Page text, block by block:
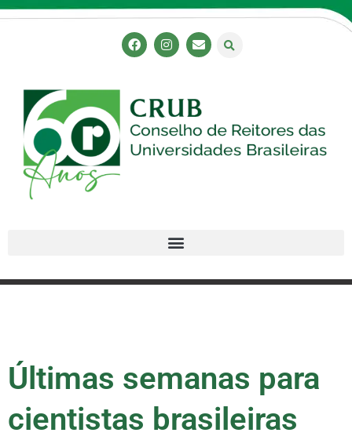
Últimas semanas para
cientistas brasileiras